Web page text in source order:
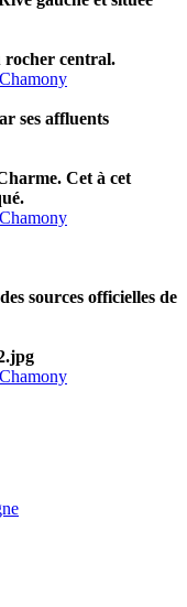
rocher central.
ses affluents
Cet à cet
sources officielles de